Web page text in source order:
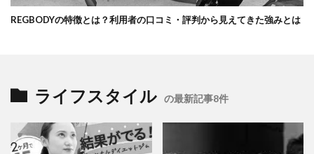
REGBODYの特徴とは？利用者の口コミ・評判から見えてきた強みとは
ライフスタイル の最新記事8件